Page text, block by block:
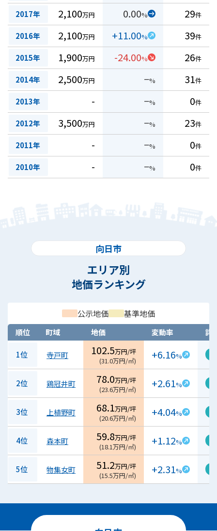
2017年 2,100万円 0.00% 29件
2016年 2,100万円 +11.00% 39件
2015年 1,900万円 -24.00% 26件
2014年 2,500万円 −% 31件
2013年 - −% 0件
2012年 3,500万円 −% 23件
2011年 - −% 0件
2010年 - −% 0件
向日市
エリア別
地価ランキング
公示地価 基準地価
順位 町域 地価 変動率 詳
1位 寺戸町 102.5万円/坪
(31.0万円/㎡) +6.16%
2位 鶏冠井町 78.0万円/坪
(23.6万円/㎡) +2.61%
3位 上植野町 68.1万円/坪
(20.6万円/㎡) +4.04%
4位 森本町 59.8万円/坪
(18.1万円/㎡) +1.12%
5位 物集女町 51.2万円/坪
(15.5万円/㎡) +2.31%